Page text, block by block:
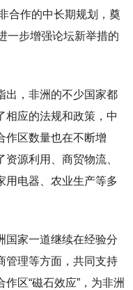
合作的中长期规划，奠
一步增强论坛新举措的
，非洲的不少国家都
相应的法规和政策，中
作区数量也在不断增
源利用、商贸物流、
用电器、农业生产等多
家一道继续在经验分
管理等方面，共同支持
区“磁石效应”，为非洲